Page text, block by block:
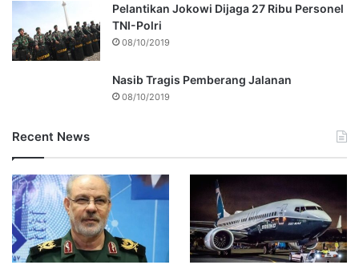
Pelantikan Jokowi Dijaga 27 Ribu Personel
TNI-Polri
08/10/2019
Nasib Tragis Pemberang Jalanan
08/10/2019
Recent News